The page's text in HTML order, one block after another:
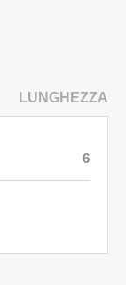
LUNGHEZZA
6